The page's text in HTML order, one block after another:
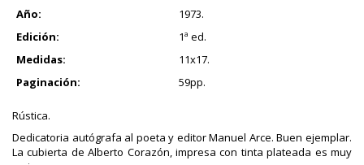
Año:
1973.
Edición:
1ª ed.
Medidas:
11x17.
Paginación:
59pp.
Rústica.
Dedicatoria autógrafa al poeta y editor Manuel Arce. Buen ejemplar.
La cubierta de Alberto Corazón, impresa con tinta plateada es muy